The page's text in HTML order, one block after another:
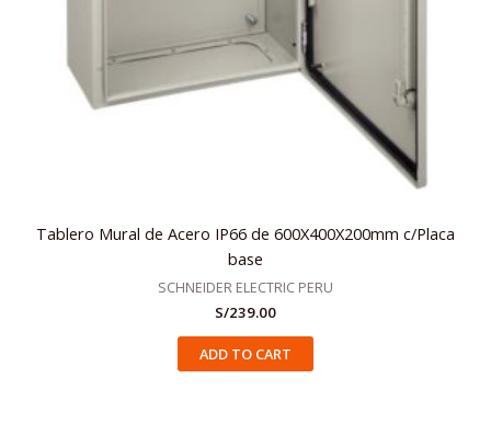
Tablero Mural de Acero IP66 de 600X400X200mm c/Placa
base
SCHNEIDER ELECTRIC PERU
S/239.00
ADD TO CART